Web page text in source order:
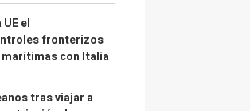
el
fronterizos
marítimas con Italia
tras viajar a